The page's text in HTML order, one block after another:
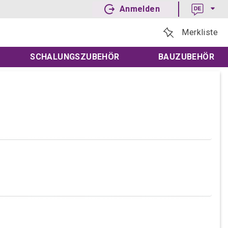
SCHALUNGSZUBEHÖR BAUZUBEHÖR
Anmelden
Merkliste